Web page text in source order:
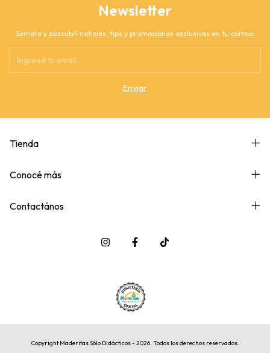
Newsletter
Sumate y descubrí noticias, tips y promociones exclusivas en tu correo.
Tienda
Conocé más
Contactános
Copyright Maderitas Sólo Didácticos - 2026. Todos los derechos reservados.